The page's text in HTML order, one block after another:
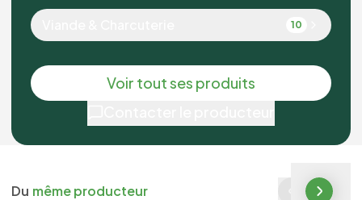
10
Voir tout ses produits
Du même producteur